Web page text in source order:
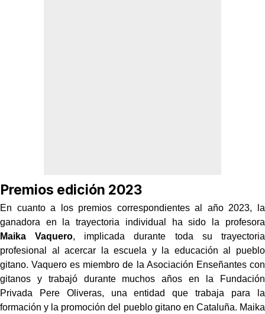
Premios edición 2023
En cuanto a los premios correspondientes al año 2023, la
ganadora en la trayectoria individual ha sido la profesora
Maika Vaquero, implicada durante toda su trayectoria
profesional al acercar la escuela y la educación al pueblo
gitano. Vaquero es miembro de la Asociación Enseñantes con
gitanos y trabajó durante muchos años en la Fundación
Privada Pere Oliveras, una entidad que trabaja para la
formación y la promoción del pueblo gitano en Cataluña. Maika